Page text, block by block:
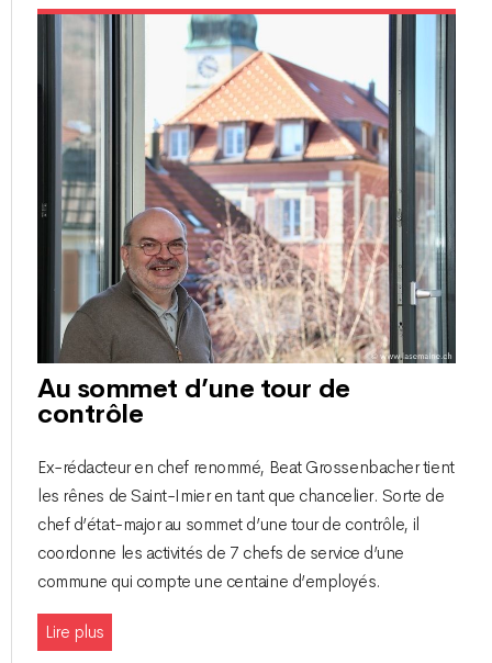
Au sommet d’une tour de
contrôle
Ex-rédacteur en chef renommé, Beat Grossenbacher tient
les rênes de Saint-Imier en tant que chancelier. Sorte de
chef d’état-major au sommet d’une tour de contrôle, il
coordonne les activités de 7 chefs de service d’une
commune qui compte une centaine d’employés.
Lire plus